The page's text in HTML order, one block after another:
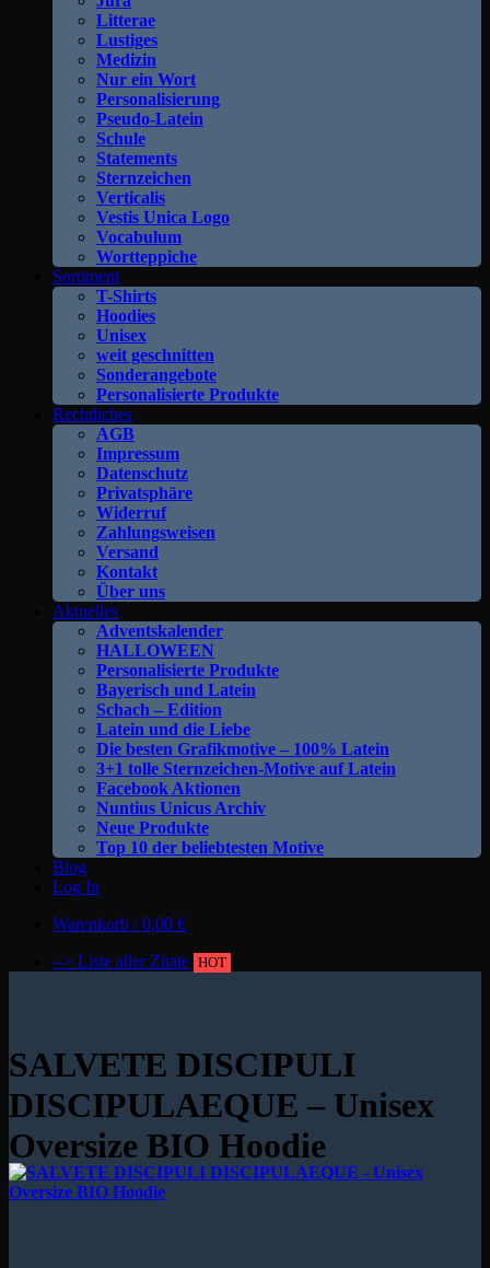
Litterae
Lustiges
Medizin
Nur ein Wort
Personalisierung
Pseudo-Latein
Schule
Statements
Sternzeichen
Verticalis
Vestis Unica Logo
Vocabulum
Wortteppiche
Sortiment
T-Shirts
Hoodies
Unisex
weit geschnitten
Sonderangebote
Personalisierte Produkte
Rechtliches
AGB
Impressum
Datenschutz
Privatsphäre
Widerruf
Zahlungsweisen
Versand
Kontakt
Über uns
Aktuelles
Adventskalender
HALLOWEEN
Personalisierte Produkte
Bayerisch und Latein
Schach – Edition
Latein und die Liebe
Die besten Grafikmotive – 100% Latein
3+1 tolle Sternzeichen-Motive auf Latein
Facebook Aktionen
Nuntius Unicus Archiv
Neue Produkte
Top 10 der beliebtesten Motive
Blog
Log In
Warenkorb /0,00 €
--> Liste aller Zitate HOT
SALVETE DISCIPULI
DISCIPULAEQUE – Unisex
Oversize BIO Hoodie